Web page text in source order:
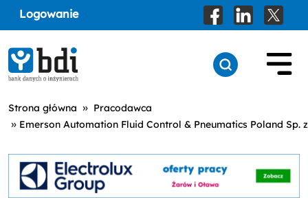
Logowanie
Strona główna » Pracodawca
» Emerson Automation Fluid Control & Pneumatics Poland Sp.